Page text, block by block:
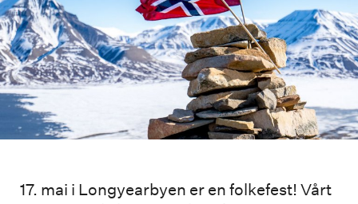
17. mai i Longyearbyen er en folkefest! Vårt